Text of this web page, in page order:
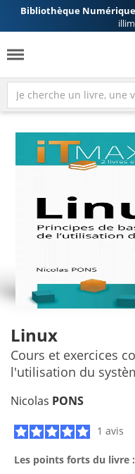
Bibliothèque Numérique
Linux
Cours et exercices
l'utilisation du
Nicolas PONS
1 avis
Les points forts du livre :